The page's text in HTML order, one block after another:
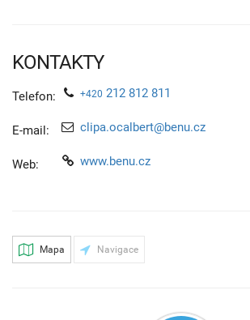
KONTAKTY
Telefon: +420 212 812 811
E-mail: clipa.ocalbert@benu.cz
Web: www.benu.cz
Mapa Navigace